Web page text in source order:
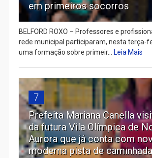
em primeiros socorros
BELFORD ROXO – Professores e
rede municipal participaram, nesta terça-
uma formação sobre primeir...
Leia Mais
7
Prefeita Mariana Canella
da futura Vila Olímpica de
Aurora que já conta com
moderna pista de caminhada